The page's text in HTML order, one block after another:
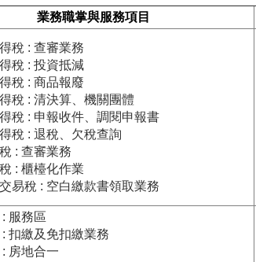
業務職掌與服務項目
稅 : 查審業務
稅 : 投資抵減
稅 : 商品報廢
稅 : 清決算、機關團體
稅 : 申報收件、調閱申報書
稅 : 退稅、欠稅查詢
: 查審業務
: 櫃檯化作業
易稅 : 空白繳款書領取業務
服務區
扣繳及免扣繳業務
房地合一